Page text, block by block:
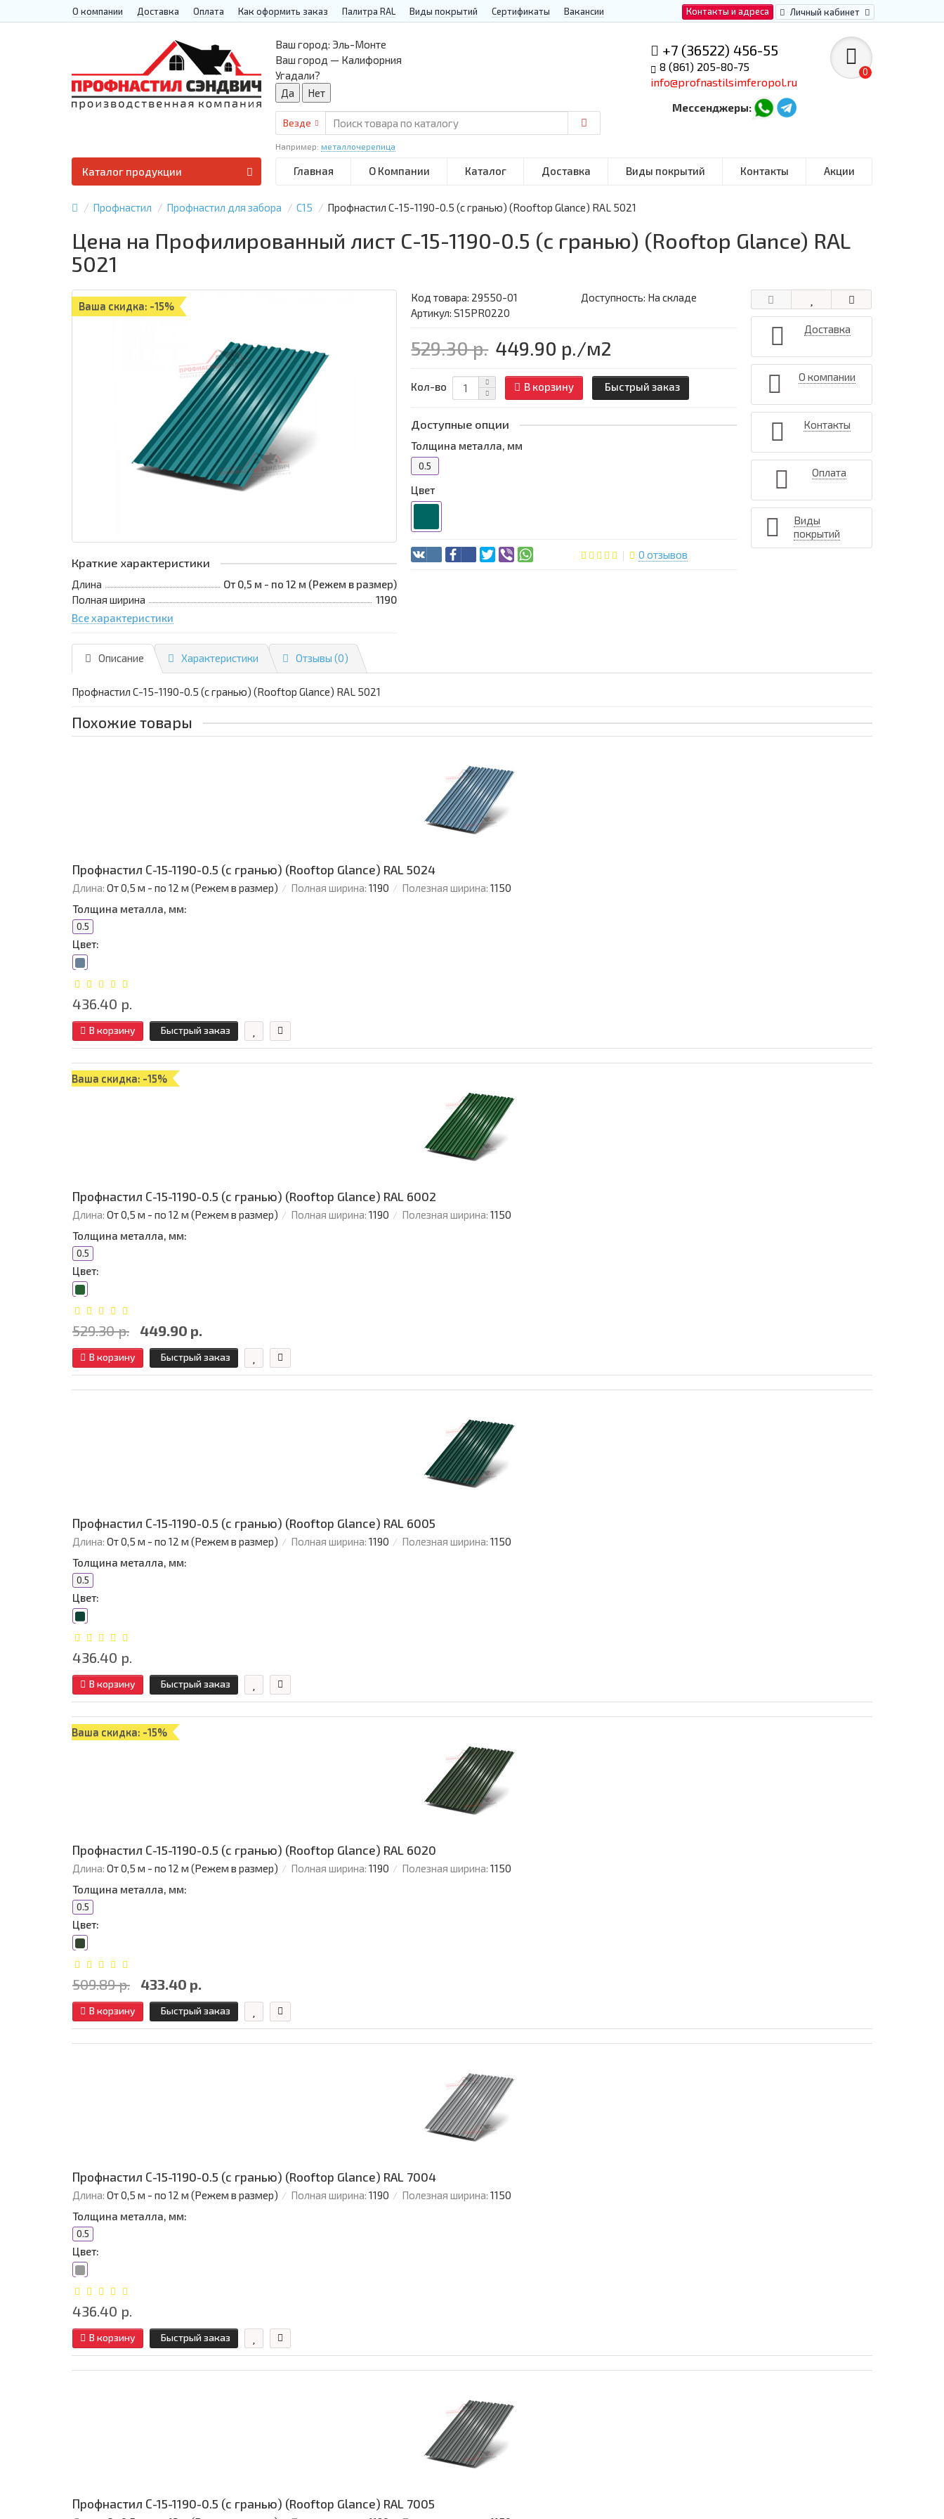
Контакты и адреса Личный кабинет
О компании Доставка Оплата Как оформить заказ Палитра RAL Виды покрытий Сертификаты Вакансии
+7 (36522) 456-55
8 (861) 205-80-75
info@profnastilsimferopol.ru
Мессенджеры:
0
Ваш город: Эль-Монте
Ваш город — Калифорния
Угадали?
Везде
Например: металлочерепица
Главная О Компании Каталог Доставка Виды покрытий Контакты Акции
Каталог продукции
Профнастил Профнастил для забора С15 Профнастил С-15-1190-0.5 (с гранью) (Rooftop Glance) RAL 5021
Цена на Профилированный лист С-15-1190-0.5 (с гранью) (Rooftop Glance) RAL
5021
Ваша скидка: -15%
Краткие характеристики
Длина
От 0,5 м - по 12 м (Режем в размер)
Полная ширина
1190
Все характеристики
Код товара: 29550-01
Доступность: На складе
Артикул: S15PR0220
529.30 р. 449.90 р./м2
Кол-во В корзину Быстрый заказ
Доступные опции
Толщина металла, мм
0.5
Цвет
0 отзывов
Доставка
О компании
Контакты
Оплата
Виды
покрытий
Описание Характеристики Отзывы (0)
Профнастил С-15-1190-0.5 (с гранью) (Rooftop Glance) RAL 5021
Похожие товары
Профнастил С-15-1190-0.5 (с гранью) (Rooftop Glance) RAL 5024
Длина: От 0,5 м - по 12 м (Режем в размер) Полная ширина: 1190 Полезная ширина: 1150
Толщина металла, мм:
0.5
Цвет:
436.40 р.
В корзину Быстрый заказ
Ваша скидка: -15%
Профнастил С-15-1190-0.5 (с гранью) (Rooftop Glance) RAL 6002
Длина: От 0,5 м - по 12 м (Режем в размер) Полная ширина: 1190 Полезная ширина: 1150
Толщина металла, мм:
0.5
Цвет:
529.30 р. 449.90 р.
В корзину Быстрый заказ
Профнастил С-15-1190-0.5 (с гранью) (Rooftop Glance) RAL 6005
Длина: От 0,5 м - по 12 м (Режем в размер) Полная ширина: 1190 Полезная ширина: 1150
Толщина металла, мм:
0.5
Цвет:
436.40 р.
В корзину Быстрый заказ
Ваша скидка: -15%
Профнастил С-15-1190-0.5 (с гранью) (Rooftop Glance) RAL 6020
Длина: От 0,5 м - по 12 м (Режем в размер) Полная ширина: 1190 Полезная ширина: 1150
Толщина металла, мм:
0.5
Цвет:
509.89 р. 433.40 р.
В корзину Быстрый заказ
Профнастил С-15-1190-0.5 (с гранью) (Rooftop Glance) RAL 7004
Длина: От 0,5 м - по 12 м (Режем в размер) Полная ширина: 1190 Полезная ширина: 1150
Толщина металла, мм:
0.5
Цвет:
436.40 р.
В корзину Быстрый заказ
Профнастил С-15-1190-0.5 (с гранью) (Rooftop Glance) RAL 7005